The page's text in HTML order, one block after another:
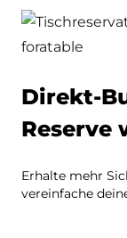
Direkt-
Reserve
Erhalte mehr
vereinfache